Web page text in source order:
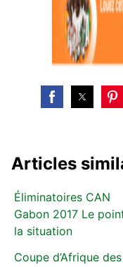
Articles
Éliminatoires CAN
Gabon 2017 Le
la situation
Coupe d’Afrique des